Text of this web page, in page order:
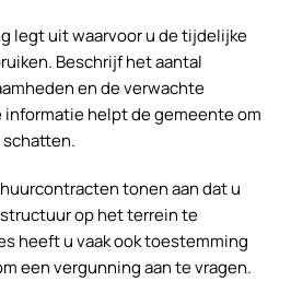
legt uit waarvoor u de tijdelijke
Beschrijf het aantal
en de verwachte
informatie helpt de gemeente om
tonen aan dat u
op het terrein te
heeft u vaak ook toestemming
een vergunning aan te vragen.